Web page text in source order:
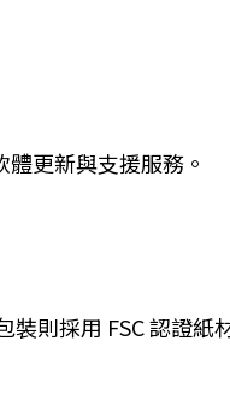
更新與支援服務。
則採用 FSC 認證紙